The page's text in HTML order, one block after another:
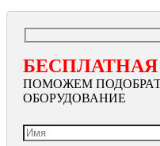
ПОМОЖЕМ
ОБОРУДОВАНИЕ